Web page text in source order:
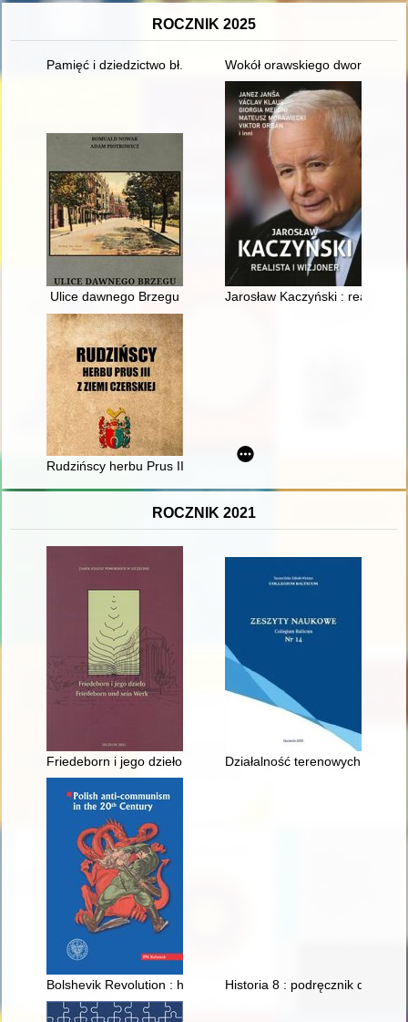
ROCZNIK 2025
Pamięć i dziedzictwo bł. księdza Jerzego Popiełuszki
Wokół orawskiego dworu :
Ulice dawnego Brzegu Jarosław Kaczyński : realista i
Rudzińscy herbu Prus III z ziemi ciechanowskiej w
ROCZNIK 2021
Friedeborn i jego dzieło = Friedeborn und sein Werk : praca
Działalność terenowych
Bolshevik Revolution : hopes and threats from the Polish
Historia 8 : podręcznik dla